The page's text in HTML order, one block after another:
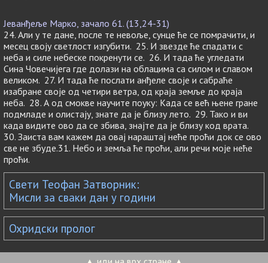
Јеванђеље Марко, зачало 61. (13,24-31)
24. Али у те дане, после те невоље, сунце ће се помрачити, и
месец своју светлост изгубити. 25. И звезде ће спадати с
неба и силе небеске покренути се. 26. И тада ће угледати
Сина Човечијега где долази на облацима са силом и славом
великом. 27. И тада ће послати анђеле своје и сабраће
изабране своје од четири ветра, од краја земље до краја
неба. 28. А од смокве научите поуку: Када се већ њене гране
подмладе и олистају, знате да је близу лето. 29. Тако и ви
када видите ово да се збива, знајте да је близу код врата.
30. Заиста вам кажем да овај нараштај неће проћи док се ово
све не збуде.31. Небо и земља ће проћи, али речи моје неће
проћи.
Свети Теофан Затворник:
Мисли за сваки дан у години
Охридски пролог